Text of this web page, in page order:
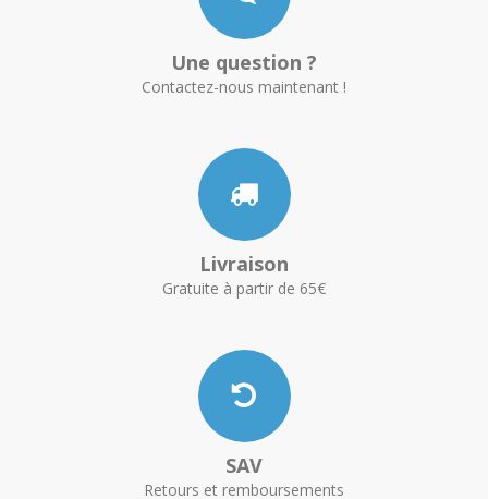
Une question ?
Contactez-nous maintenant !
Livraison
Gratuite à partir de 65€
SAV
Retours et remboursements